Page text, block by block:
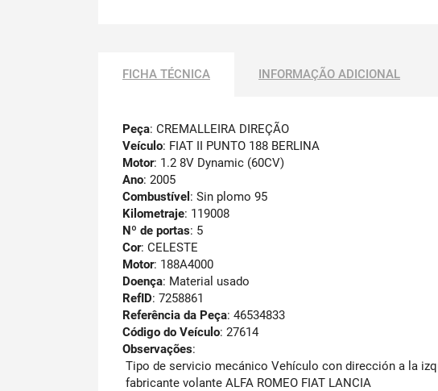
FICHA TÉCNICA INFORMAÇÃO ADICIONAL
Peça: CREMALLEIRA DIREÇÃO
Veículo: FIAT II PUNTO 188 BERLINA
Motor: 1.2 8V Dynamic (60CV)
Ano: 2005
Combustível : Sin plomo 95
Kilometraje: 119008
Nº de portas: 5
Cor: CELESTE
Motor: 188A4000
Doença: Material usado
RefID: 7258861
Referência da Peça: 46534833
Código do Veículo: 27614
Observações:
Tipo de servicio mecánico Vehículo con dirección a la
fabricante volante ALFA ROMEO FIAT LANCIA